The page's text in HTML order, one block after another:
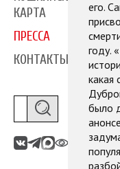
КАРТА
ПРЕССА
КОНТАКТЫ
его.
году.
какая
было